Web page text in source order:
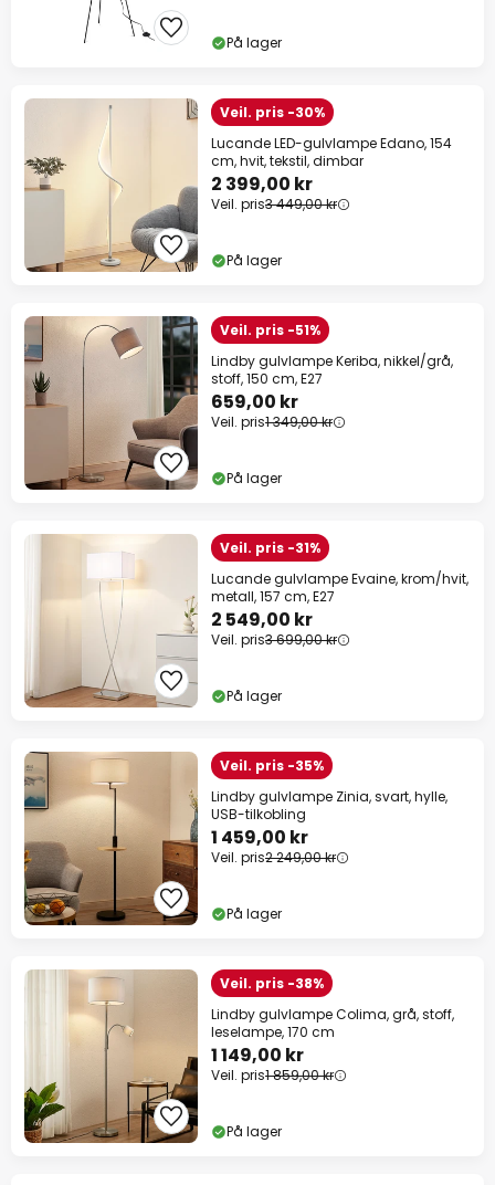
På lager
Veil. pris -30%
Lucande LED-gulvlampe Edano, 154
cm, hvit, tekstil, dimbar
2 399,00 kr
Veil. pris3 449,00 kr
På lager
Veil. pris -51%
Lindby gulvlampe Keriba, nikkel/grå,
stoff, 150 cm, E27
659,00 kr
Veil. pris1 349,00 kr
På lager
Veil. pris -31%
Lucande gulvlampe Evaine, krom/hvit,
metall, 157 cm, E27
2 549,00 kr
Veil. pris3 699,00 kr
På lager
Veil. pris -35%
Lindby gulvlampe Zinia, svart, hylle,
USB-tilkobling
1 459,00 kr
Veil. pris2 249,00 kr
På lager
Veil. pris -38%
Lindby gulvlampe Colima, grå, stoff,
leselampe, 170 cm
1 149,00 kr
Veil. pris1 859,00 kr
På lager